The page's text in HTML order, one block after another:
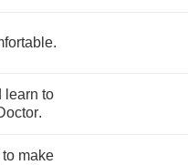
.
learn to
.
to make